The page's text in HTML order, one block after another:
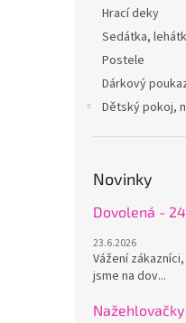
Hrací deky
Sedátka,
Postele
Dárkový
Dětský pokoj,
Novinky
Dovolená -
23.6.2026
Vážení
jsme na dov...